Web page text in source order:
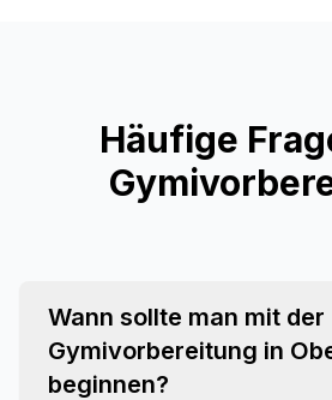
Häufige
Wann sollte man mit der
Gymivorbereitung in
beginnen?